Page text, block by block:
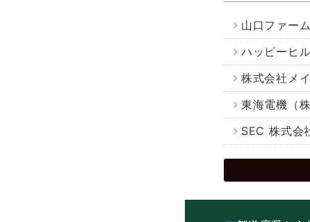
山口ファーム
ハッピーヒ
株式会社メ
東海電機（株
SEC 株式会